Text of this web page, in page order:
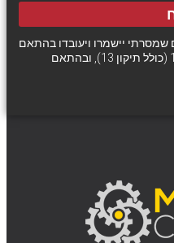
יישמרו ויעובדו בהתאם
לחוק הגנת הפרטיות, התשמ"א–1981 (כולל תיקון 13), ובהתאם